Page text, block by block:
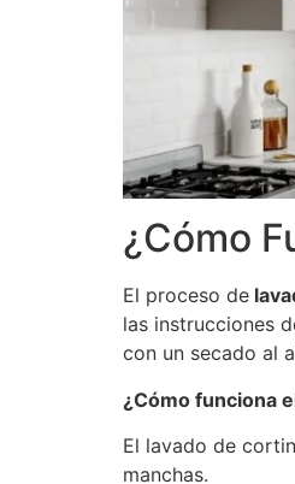
¿Cómo
El proceso de
las instrucciones
con un secado al
¿Cómo funciona
El lavado de
manchas.